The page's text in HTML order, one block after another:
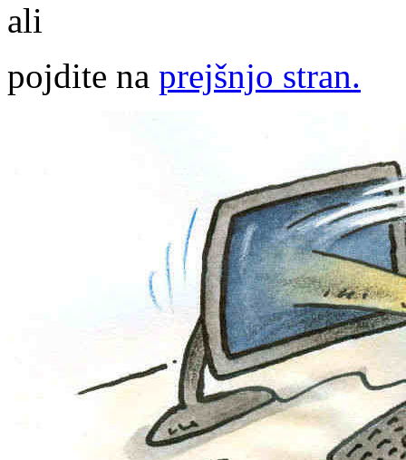
ali
pojdite na prejšnjo stran.